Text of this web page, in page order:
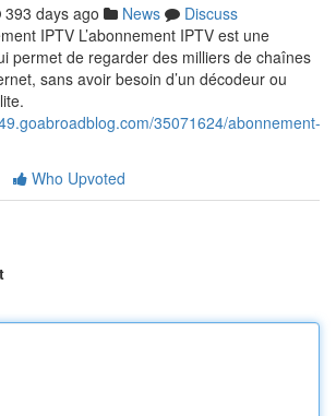
393 days ago News
Discuss
IPTV L’abonnement IPTV est une
permet de regarder des milliers de chaînes
sans avoir besoin d’un décodeur ou
35071624/abonnement-
Who Upvoted